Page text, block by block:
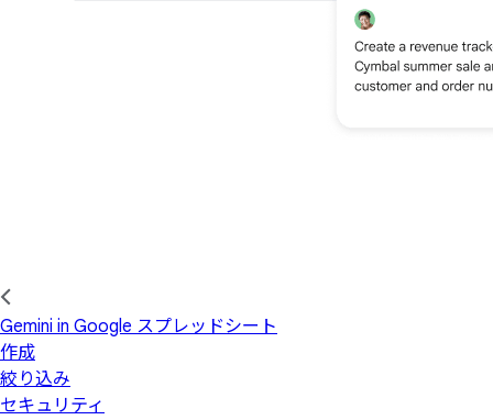
Gemini in Google スプレッドシート
作成
絞り込み
セキュリティ